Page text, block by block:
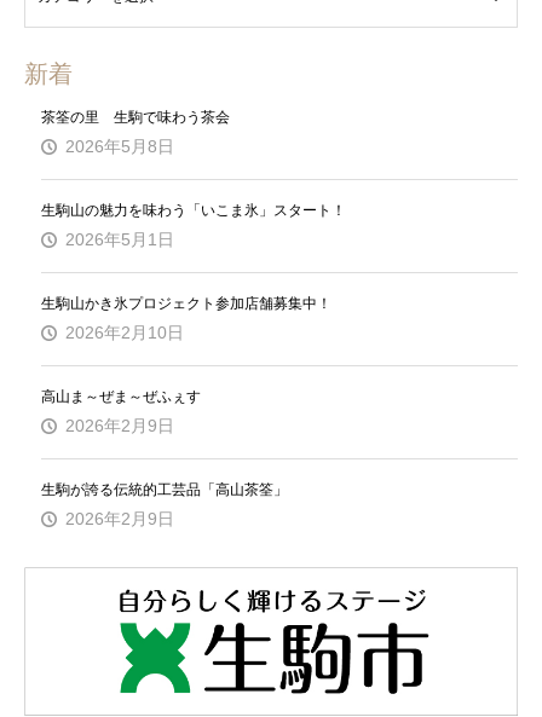
新着
茶筌の里 生駒で味わう茶会
2026年5月8日
生駒山の魅力を味わう「いこま氷」スタート！
2026年5月1日
生駒山かき氷プロジェクト参加店舗募集中！
2026年2月10日
高山ま～ぜま～ぜふぇす
2026年2月9日
生駒が誇る伝統的工芸品「高山茶筌」
2026年2月9日